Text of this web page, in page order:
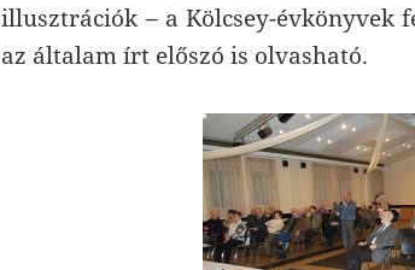
illusztrációk – a Kölcsey-évkönyvek
az általam írt előszó is olvasható.